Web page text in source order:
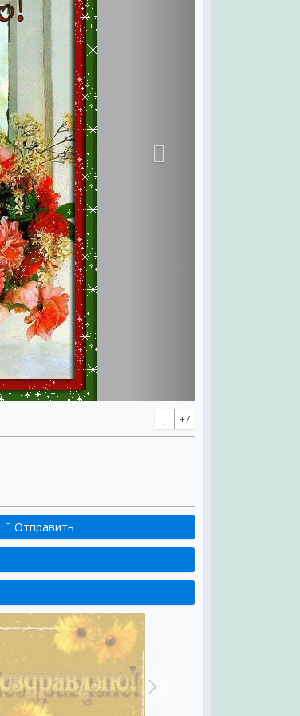
+7
Отправить